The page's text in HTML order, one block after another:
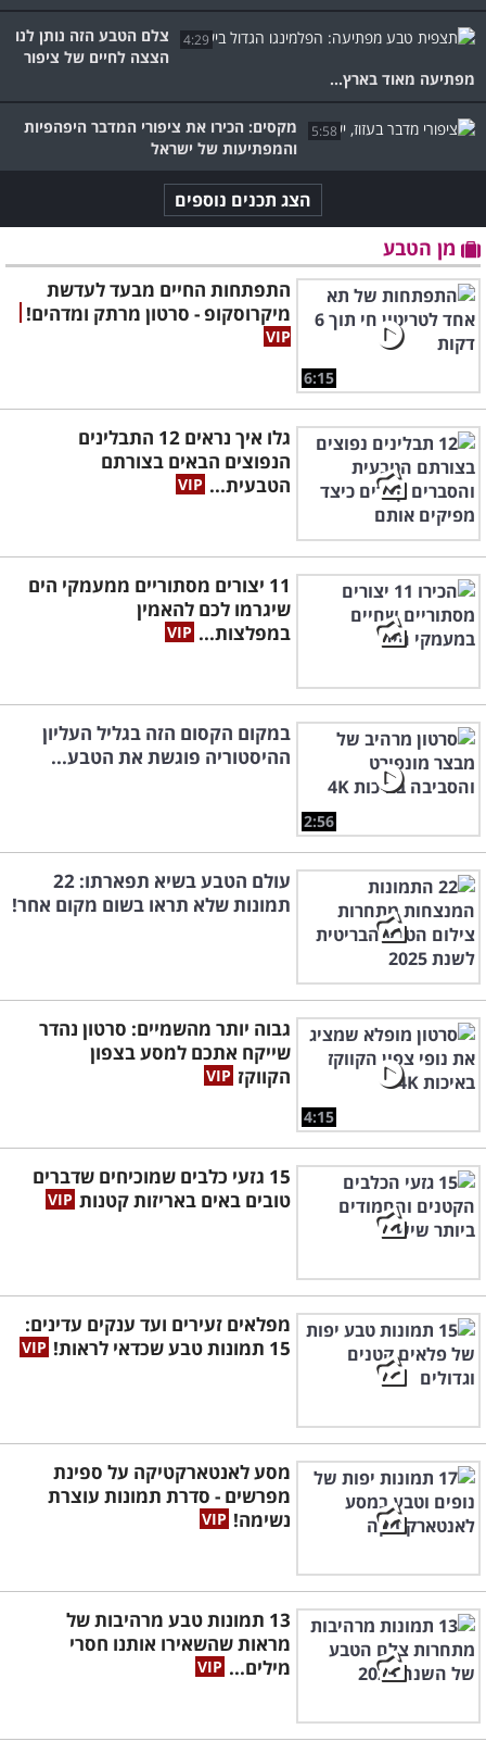
4:29
צלם הטבע הזה נותן לנו
הצצה לחיים של ציפור
מפתיעה מאוד בארץ...
5:58
מקסים: הכירו את ציפורי המדבר היפהפיות
והמפתיעות של ישראל
הצג תכנים נוספים
מן הטבע
6:15
התפתחות החיים מבעד לעדשת
מיקרוסקופ - סרטון מרתק ומדהים!
גלו איך נראים 12 התבלינים
הנפוצים הבאים בצורתם
הטבעית...
11 יצורים מסתוריים ממעמקי הים
שיגרמו לכם להאמין
במפלצות...
2:56
במקום הקסום הזה בגליל העליון
ההיסטוריה פוגשת את הטבע...
עולם הטבע בשיא תפארתו: 22
תמונות שלא תראו בשום מקום אחר!
4:15
גבוה יותר מהשמיים: סרטון נהדר
שייקח אתכם למסע בצפון
הקווקז
15 גזעי כלבים שמוכיחים שדברים
טובים באים באריזות קטנות
מפלאים זעירים ועד ענקים עדינים:
15 תמונות טבע שכדאי לראות!
מסע לאנטארקטיקה על ספינת
מפרשים - סדרת תמונות עוצרת
נשימה!
13 תמונות טבע מרהיבות של
מראות שהשאירו אותנו חסרי
מילים...